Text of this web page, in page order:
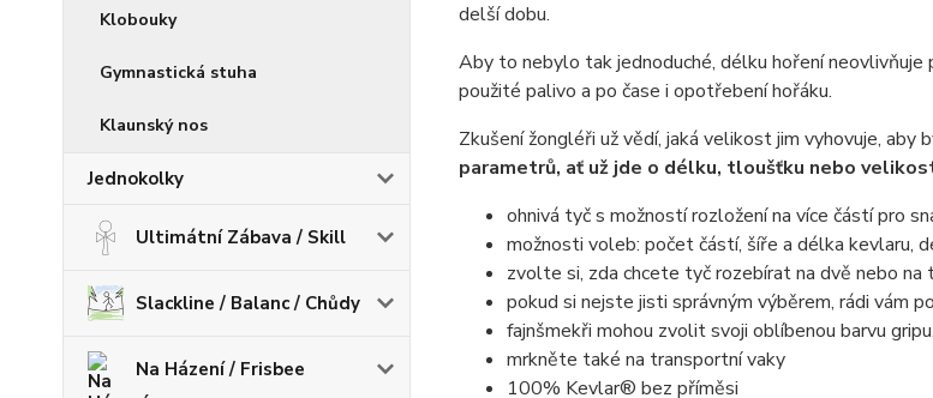
Klobouky
Gymnastická stuha
Klaunský nos
Jednokolky
Ultimátní Zábava / Skill
Slackline / Balanc / Chůdy
Na Házení / Frisbee
delší dobu.
Aby to nebylo tak jednoduché, délku hoření
použité palivo a po čase i opotřebení hořáku.
Zkušení žongléři už vědí, jaká velikost jim vyhovuje, aby
parametrů, ať už jde o délku, tloušťku nebo
ohnivá tyč s možností rozložení na více částí pro
možnosti voleb: počet částí, šíře a délka kevlaru,
zvolte si, zda chcete tyč rozebírat na dvě nebo na
pokud si nejste jisti správným výběrem, rádi vám
fajnšmekři mohou zvolit svoji oblíbenou barvu
mrkněte také na transportní vaky
100% Kevlar® bez příměsi